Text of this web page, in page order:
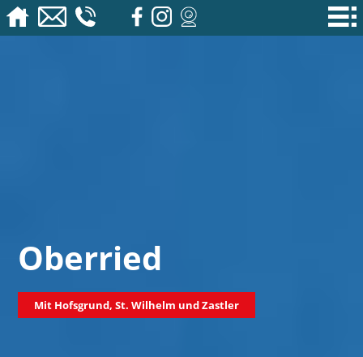
Oberried
Mit Hofsgrund, St. Wilhelm und Zastler